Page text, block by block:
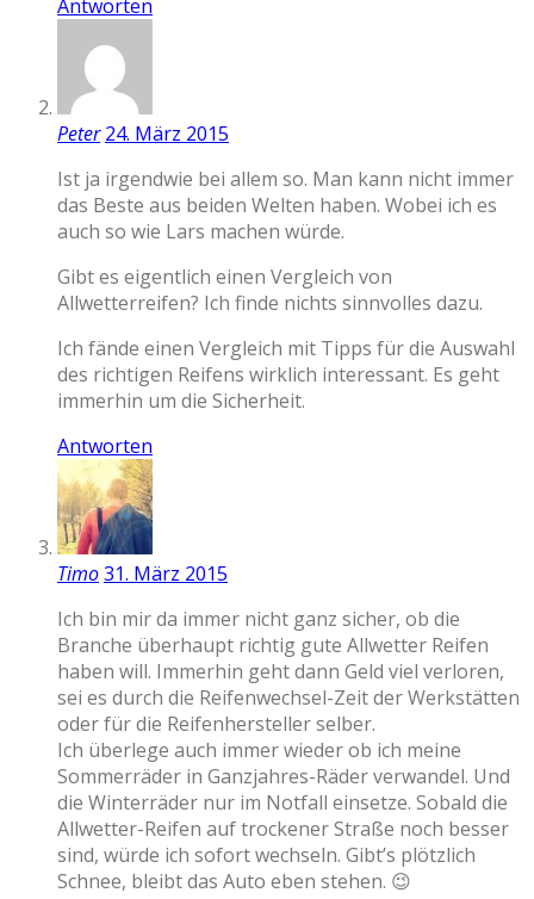
Antworten
Peter 24. März 2015
Ist ja irgendwie bei allem so. Man kann nicht immer
das Beste aus beiden Welten haben. Wobei ich es
auch so wie Lars machen würde.
Gibt es eigentlich einen Vergleich von
Allwetterreifen? Ich finde nichts sinnvolles dazu.
Ich fände einen Vergleich mit Tipps für die Auswahl
des richtigen Reifens wirklich interessant. Es geht
immerhin um die Sicherheit.
Antworten
Timo31. März 2015
Ich bin mir da immer nicht ganz sicher, ob die
Branche überhaupt richtig gute Allwetter Reifen
haben will. Immerhin geht dann Geld viel verloren,
sei es durch die Reifenwechsel-Zeit der Werkstätten
oder für die Reifenhersteller selber.
Ich überlege auch immer wieder ob ich meine
Sommerräder in Ganzjahres-Räder verwandel. Und
die Winterräder nur im Notfall einsetze. Sobald die
Allwetter-Reifen auf trockener Straße noch besser
sind, würde ich sofort wechseln. Gibt’s plötzlich
Schnee, bleibt das Auto eben stehen. 😉